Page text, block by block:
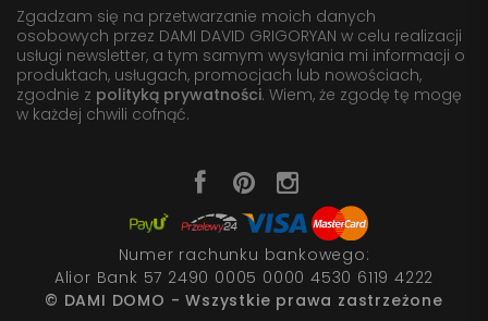
Zgadzam się na przetwarzanie moich danych
osobowych przez DAMI DAVID GRIGORYAN w celu realizacji
usługi newsletter, a tym samym wysyłania mi informacji o
produktach, usługach, promocjach lub nowościach,
zgodnie z polityką prywatności. Wiem, że zgodę tę mogę
w każdej chwili cofnąć.
Numer rachunku bankowego:
Alior Bank 57 2490 0005 0000 4530 6119 4222
© DAMI DOMO - Wszystkie prawa zastrzeżone